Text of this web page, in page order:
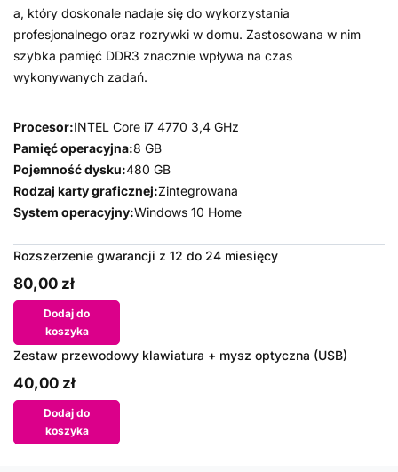
a, który doskonale nadaje się do wykorzystania
profesjonalnego oraz rozrywki w domu. Zastosowana w nim
szybka pamięć DDR3 znacznie wpływa na czas
wykonywanych zadań.
Procesor:INTEL Core i7 4770 3,4 GHz
Pamięć operacyjna:8 GB
Pojemność dysku:480 GB
Rodzaj karty graficznej:Zintegrowana
System operacyjny:Windows 10 Home
Rozszerzenie gwarancji z 12 do 24 miesięcy
80,00 zł
Dodaj do
koszyka
Zestaw przewodowy klawiatura + mysz optyczna (USB)
40,00 zł
Dodaj do
koszyka